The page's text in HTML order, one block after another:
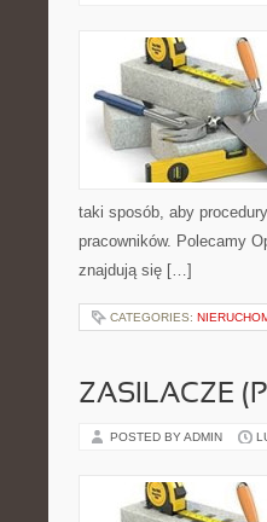
taki sposób, aby
pracowników. Polecamy
znajdują się […]
CATEGORIES:
ZASILACZE
POSTED BY ADMIN